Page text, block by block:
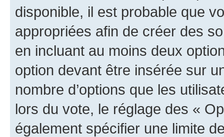
disponible, il est probable que
appropriées afin de créer des
en incluant au moins deux
option devant être insérée sur
nombre d’options que les
lors du vote, le réglage des «
également spécifier une limite